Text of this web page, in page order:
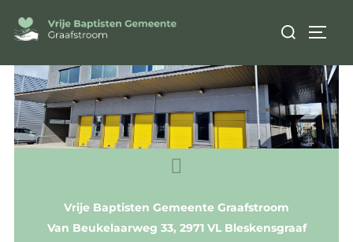
CONTACT
Vrije Baptisten Gemeente Graafstroom
Van Beukelaarweg 33, 2971 VL Bleskensgraaf